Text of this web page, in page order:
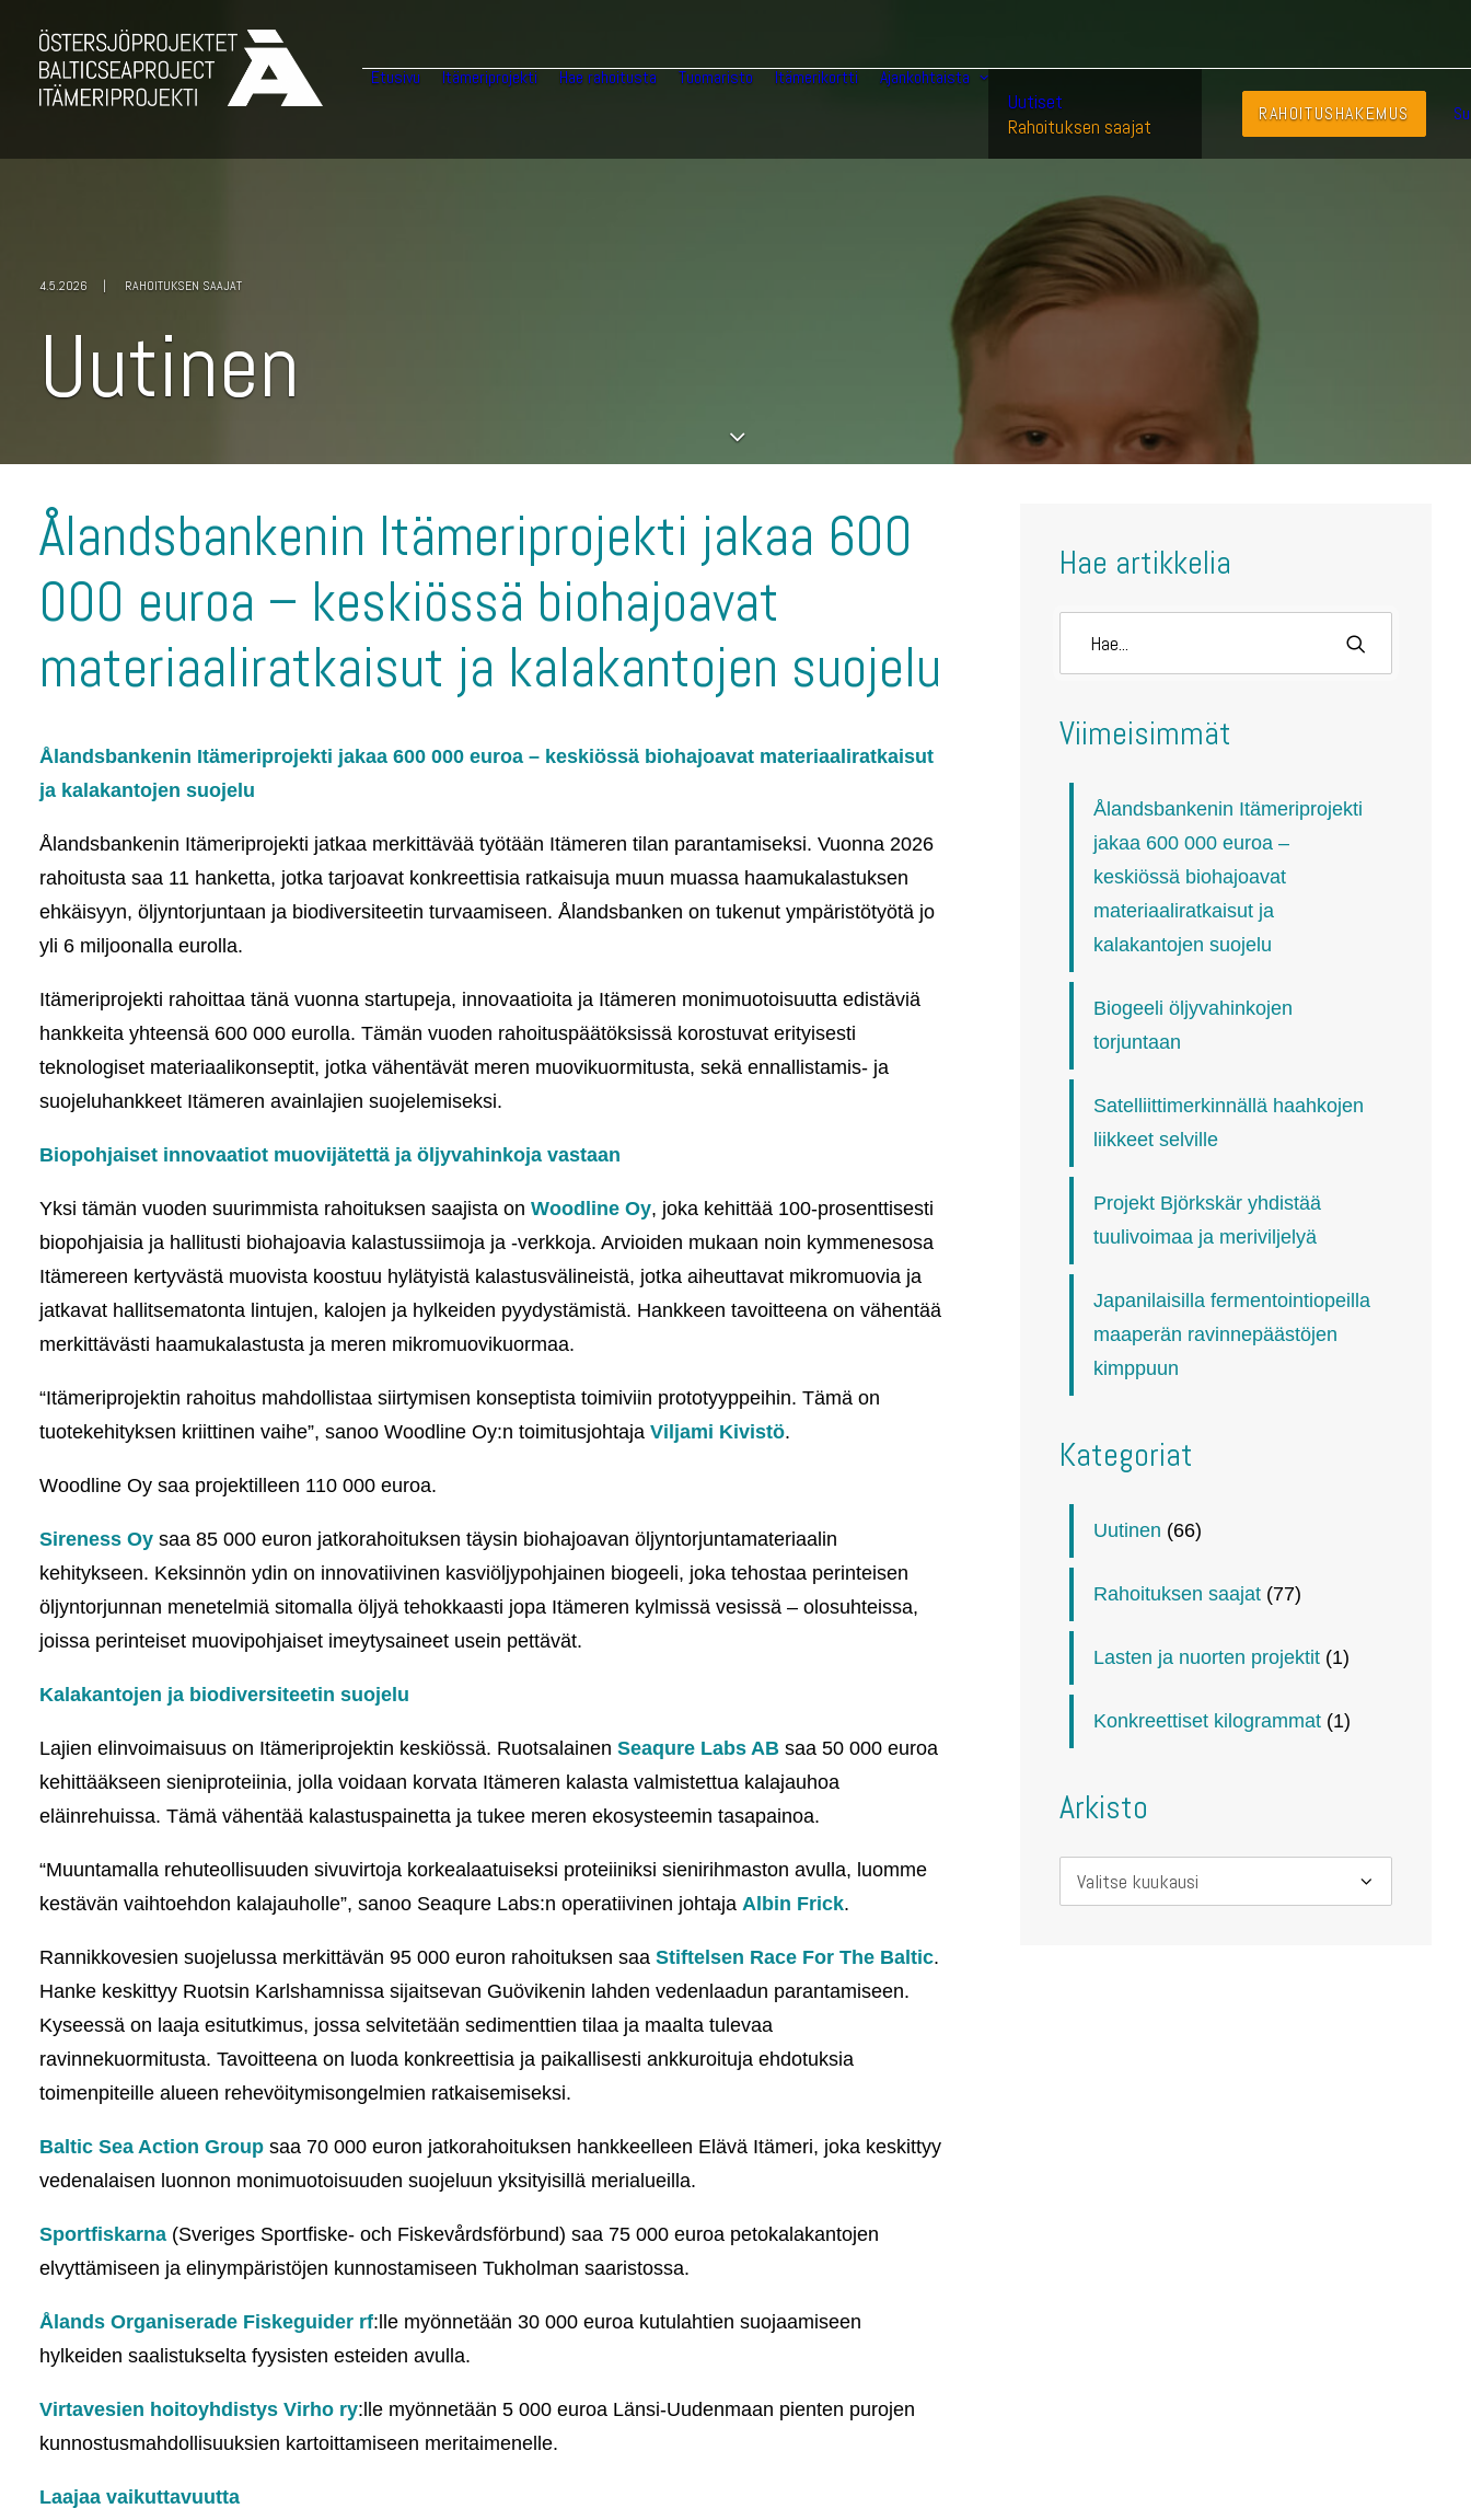
Etusivu Itämeriprojekti Hae rahoitusta Tuomaristo Itämerikortti Ajankohtaista
Uutiset
Rahoituksen saajat
RAHOITUSHAKEMUS
4.5.2026 | RAHOITUKSEN SAAJAT
Uutinen
Ålandsbankenin Itämeriprojekti jakaa 600
000 euroa – keskiössä biohajoavat
materiaaliratkaisut ja kalakantojen suojelu
Ålandsbankenin Itämeriprojekti jakaa 600 000 euroa – keskiössä biohajoavat materiaaliratkaisut
ja kalakantojen suojelu
Ålandsbankenin Itämeriprojekti jatkaa merkittävää työtään Itämeren tilan parantamiseksi. Vuonna 2026
rahoitusta saa 11 hanketta, jotka tarjoavat konkreettisia ratkaisuja muun muassa haamukalastuksen
ehkäisyyn, öljyntorjuntaan ja biodiversiteetin turvaamiseen. Ålandsbanken on tukenut ympäristötyötä jo
yli 6 miljoonalla eurolla.
Itämeriprojekti rahoittaa tänä vuonna startupeja, innovaatioita ja Itämeren monimuotoisuutta edistäviä
hankkeita yhteensä 600 000 eurolla. Tämän vuoden rahoituspäätöksissä korostuvat erityisesti
teknologiset materiaalikonseptit, jotka vähentävät meren muovikuormitusta, sekä ennallistamis- ja
suojeluhankkeet Itämeren avainlajien suojelemiseksi.
Biopohjaiset innovaatiot muovijätettä ja öljyvahinkoja vastaan
Yksi tämän vuoden suurimmista rahoituksen saajista on Woodline Oy, joka kehittää 100-prosenttisesti
biopohjaisia ja hallitusti biohajoavia kalastussiimoja ja -verkkoja. Arvioiden mukaan noin kymmenesosa
Itämereen kertyvästä muovista koostuu hylätyistä kalastusvälineistä, jotka aiheuttavat mikromuovia ja
jatkavat hallitsematonta lintujen, kalojen ja hylkeiden pyydystämistä. Hankkeen tavoitteena on vähentää
merkittävästi haamukalastusta ja meren mikromuovikuormaa.
“Itämeriprojektin rahoitus mahdollistaa siirtymisen konseptista toimiviin prototyyppeihin. Tämä on
tuotekehityksen kriittinen vaihe”, sanoo Woodline Oy:n toimitusjohtaja Viljami Kivistö.
Woodline Oy saa projektilleen 110 000 euroa.
Sireness Oy saa 85 000 euron jatkorahoituksen täysin biohajoavan öljyntorjuntamateriaalin
kehitykseen. Keksinnön ydin on innovatiivinen kasviöljypohjainen biogeeli, joka tehostaa perinteisen
öljyntorjunnan menetelmiä sitomalla öljyä tehokkaasti jopa Itämeren kylmissä vesissä – olosuhteissa,
joissa perinteiset muovipohjaiset imeytysaineet usein pettävät.
Kalakantojen ja biodiversiteetin suojelu
Lajien elinvoimaisuus on Itämeriprojektin keskiössä. Ruotsalainen Seaqure Labs AB saa 50 000 euroa
kehittääkseen sieniproteiinia, jolla voidaan korvata Itämeren kalasta valmistettua kalajauhoa
eläinrehuissa. Tämä vähentää kalastuspainetta ja tukee meren ekosysteemin tasapainoa.
“Muuntamalla rehuteollisuuden sivuvirtoja korkealaatuiseksi proteiiniksi sienirihmaston avulla, luomme
kestävän vaihtoehdon kalajauholle”, sanoo Seaqure Labs:n operatiivinen johtaja Albin Frick.
Rannikkovesien suojelussa merkittävän 95 000 euron rahoituksen saa Stiftelsen Race For The Baltic.
Hanke keskittyy Ruotsin Karlshamnissa sijaitsevan Guövikenin lahden vedenlaadun parantamiseen.
Kyseessä on laaja esitutkimus, jossa selvitetään sedimenttien tilaa ja maalta tulevaa
ravinnekuormitusta. Tavoitteena on luoda konkreettisia ja paikallisesti ankkuroituja ehdotuksia
toimenpiteille alueen rehevöitymisongelmien ratkaisemiseksi.
Baltic Sea Action Group saa 70 000 euron jatkorahoituksen hankkeelleen Elävä Itämeri, joka keskittyy
vedenalaisen luonnon monimuotoisuuden suojeluun yksityisillä merialueilla.
Sportfiskarna (Sveriges Sportfiske- och Fiskevårdsförbund) saa 75 000 euroa petokalakantojen
elvyttämiseen ja elinympäristöjen kunnostamiseen Tukholman saaristossa.
Ålands Organiserade Fiskeguider rf:lle myönnetään 30 000 euroa kutulahtien suojaamiseen
hylkeiden saalistukselta fyysisten esteiden avulla.
Virtavesien hoitoyhdistys Virho ry:lle myönnetään 5 000 euroa Länsi-Uudenmaan pienten purojen
kunnostusmahdollisuuksien kartoittamiseen meritaimenelle.
Laajaa vaikuttavuutta
Hae artikkelia
Viimeisimmät
Ålandsbankenin Itämeriprojekti
jakaa 600 000 euroa –
keskiössä biohajoavat
materiaaliratkaisut ja
kalakantojen suojelu
Biogeeli öljyvahinkojen
torjuntaan
Satelliittimerkinnällä haahkojen
liikkeet selville
Projekt Björkskär yhdistää
tuulivoimaa ja meriviljelyä
Japanilaisilla fermentointiopeilla
maaperän ravinnepäästöjen
kimppuun
Kategoriat
Uutinen (66)
Rahoituksen saajat (77)
Lasten ja nuorten projektit (1)
Konkreettiset kilogrammat (1)
Arkisto
Arkisto